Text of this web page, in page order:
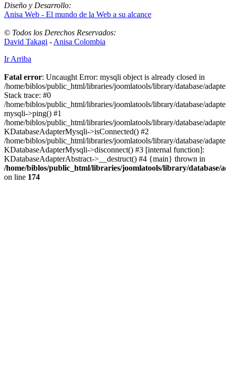
Diseño y Desarrollo:
Anisa Web - El mundo de la Web a su alcance
© Todos los Derechos Reservados:
David Takagi - Anisa Colombia
Ir Arriba
Fatal error: Uncaught Error: mysqli object is already closed in
/home/biblos/public_html/libraries/joomlatools/library/database/
Stack trace: #0
/home/biblos/public_html/libraries/joomlatools/library/database/
mysqli->ping() #1
/home/biblos/public_html/libraries/joomlatools/library/database/
KDatabaseAdapterMysqli->isConnected() #2
/home/biblos/public_html/libraries/joomlatools/library/database/
KDatabaseAdapterMysqli->disconnect() #3 [internal function]:
KDatabaseAdapterAbstract->__destruct() #4 {main} thrown in
/home/biblos/public_html/libraries/joomlatools/library/database/
on line 174